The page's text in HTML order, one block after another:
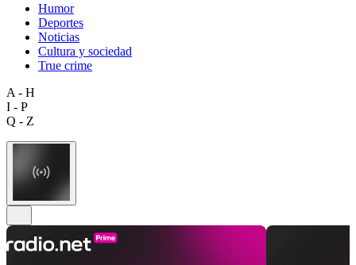
Humor
Deportes
Noticias
Cultura y sociedad
True crime
A - H
I - P
Q - Z